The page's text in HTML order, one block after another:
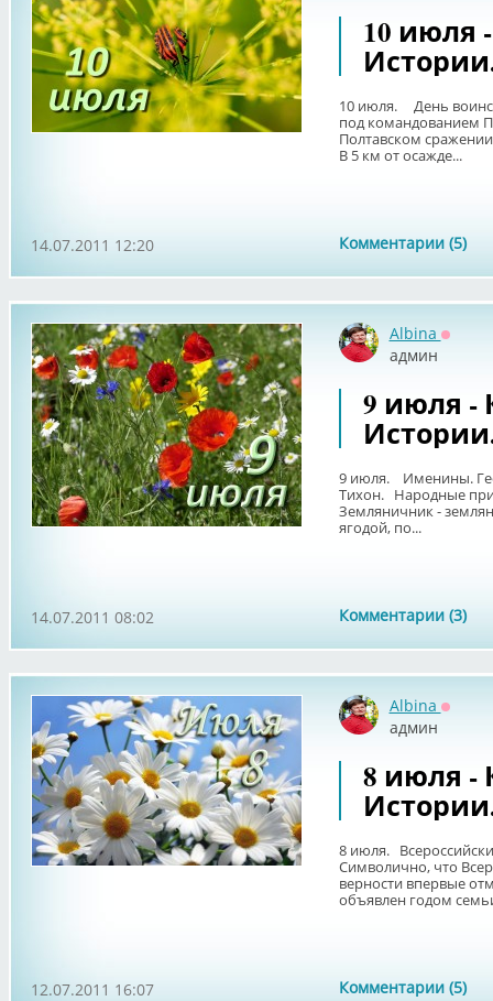
10 июля
10 июля. День
под командованием
Полтавском
В 5 км от осажде...
Комментарии (5)
14.07.2011 12:20
Albina
админ
9 июля -
9 июля. Именины.
Тихон. Народные
Земляничник -
ягодой, по...
Комментарии (3)
14.07.2011 08:02
Albina
админ
8 июля -
8 июля.
Символично, что
верности впервые
объявлен годом
Комментарии (5)
12.07.2011 16:07